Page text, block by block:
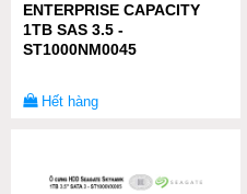
ENTERPRISE CAPACITY
1TB SAS 3.5 -
ST1000NM0045
Hết hàng